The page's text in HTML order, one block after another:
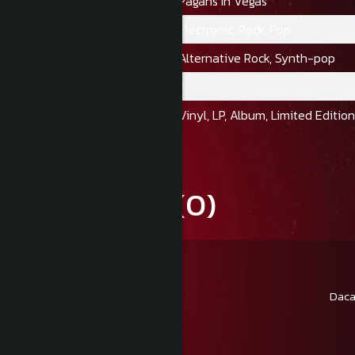
Alternative Rock, Synth-pop
Vinyl, LP, Album, Limited Edition
(0)